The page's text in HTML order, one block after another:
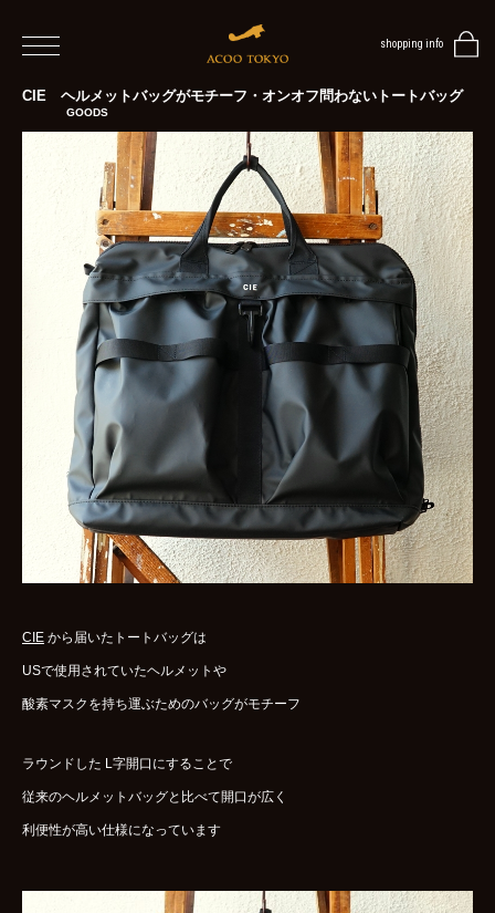
shopping info
home
women
WOMENS
GOODS
shop
Instagram
CIE ヘルメットバッグがモチーフ・オンオフ問わないトートバッグ
GOODS
CIE から届いたトートバッグは
USで使用されていたヘルメットや
酸素マスクを持ち運ぶためのバッグがモチーフ
ラウンドした L字開口にすることで
従来のヘルメットバッグと比べて開口が広く
利便性が高い仕様になっています